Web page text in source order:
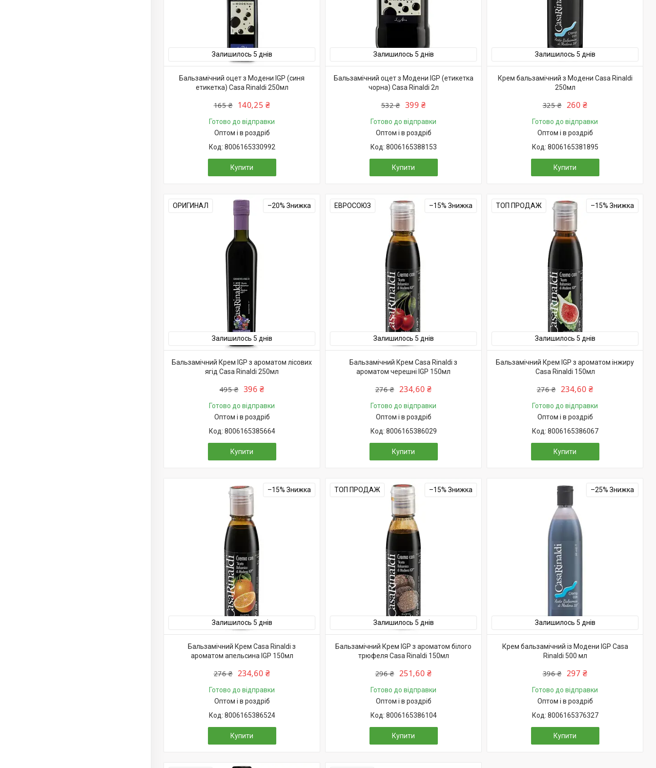
Залишилось 5 днів
Бальзамічний оцет з Модени IGP (синя
етикетка) Casa Rinaldi 250мл
165 ₴ 140,25 ₴
Готово до відправки
Оптом і в роздріб
8006165330992
Купити
Залишилось 5 днів
Бальзамічний оцет з Модени IGP (етикетка
чорна) Casa Rinaldi 2л
532 ₴ 399 ₴
Готово до відправки
Оптом і в роздріб
8006165388153
Купити
Залишилось 5 днів
Крем бальзамічний з Модени Casa Rinaldi
250мл
325 ₴ 260 ₴
Готово до відправки
Оптом і в роздріб
8006165381895
Купити
ОРИГИНАЛ –20%
Залишилось 5 днів
Бальзамічний Крем IGP з ароматом лісових
ягід Casa Rinaldi 250мл
495 ₴ 396 ₴
Готово до відправки
Оптом і в роздріб
8006165385664
Купити
ЕВРОСОЮЗ –15%
Залишилось 5 днів
Бальзамічний Крем Casa Rinaldi з
ароматом черешні IGP 150мл
276 ₴ 234,60 ₴
Готово до відправки
Оптом і в роздріб
8006165386029
Купити
ТОП ПРОДАЖ –15%
Залишилось 5 днів
Бальзамічний Крем IGP з ароматом інжиру
Casa Rinaldi 150мл
276 ₴ 234,60 ₴
Готово до відправки
Оптом і в роздріб
8006165386067
Купити
–15%
Залишилось 5 днів
Бальзамічний Крем Casa Rinaldi з
ароматом апельсина IGP 150мл
276 ₴ 234,60 ₴
Готово до відправки
Оптом і в роздріб
8006165386524
Купити
ТОП ПРОДАЖ –15%
Залишилось 5 днів
Бальзамічний Крем IGP з ароматом білого
трюфеля Casa Rinaldi 150мл
296 ₴ 251,60 ₴
Готово до відправки
Оптом і в роздріб
8006165386104
Купити
–25%
Залишилось 5 днів
Крем бальзамічний із Модени IGP Casa
Rinaldi 500 мл
396 ₴ 297 ₴
Готово до відправки
Оптом і в роздріб
8006165376327
Купити